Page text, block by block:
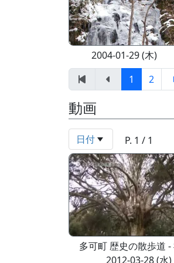
2004-01-29 (木)
1
2
動画
日付 P. 1 / 1
多可町 歴史の散歩道 -
2012-03-28 (水)